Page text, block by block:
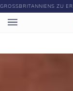
Direkt
zum
Inhalt
ZU ERHALTEN